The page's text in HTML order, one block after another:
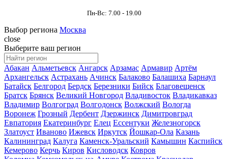
Пн-Вс: 7.00 - 19.00
Выбор региона Москва
close
Выберите ваш регион
Абакан Альметьевск Ангарск Арзамас Армавир Артём
Архангельск Астрахань Ачинск Балаково Балашиха Барнаул
Батайск Белгород Бердск Березники Бийск Благовещенск
Братск Брянск Великий Новгород Владивосток Владикавказ
Владимир Волгоград Волгодонск Волжский Вологда
Воронеж Грозный Дербент Дзержинск Димитровград
Евпатория Екатеринбург Елец Ессентуки Железногорск
Златоуст Иваново Ижевск Иркутск Йошкар-Ола Казань
Калининград Калуга Каменск-Уральский Камышин Каспийск
Кемерово Керчь Киров Кисловодск Ковров